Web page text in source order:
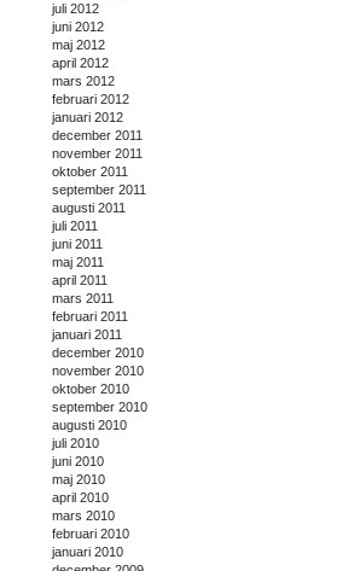
juli 2012
juni 2012
maj 2012
april 2012
mars 2012
februari 2012
januari 2012
december 2011
november 2011
oktober 2011
september 2011
augusti 2011
juli 2011
juni 2011
maj 2011
april 2011
mars 2011
februari 2011
januari 2011
december 2010
november 2010
oktober 2010
september 2010
augusti 2010
juli 2010
juni 2010
maj 2010
april 2010
mars 2010
februari 2010
januari 2010